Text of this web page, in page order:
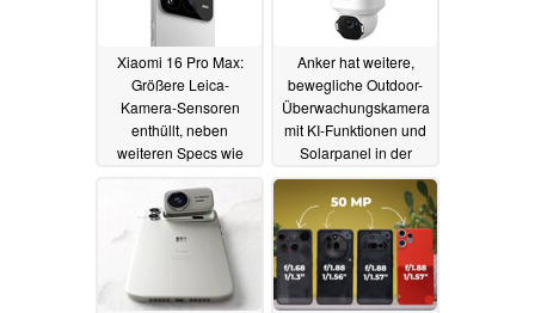
Xiaomi 16 Pro Max:
Größere Leica-
Kamera-Sensoren
enthüllt, neben
weiteren Specs wie
Akku29.07.2025
Anker hat weitere,
bewegliche Outdoor-
Überwachungskamera
mit KI-Funktionen und
Solarpanel in der
Pipeline29.07.2025